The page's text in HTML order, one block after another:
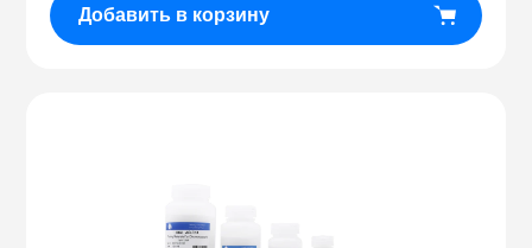
Добавить в корзину